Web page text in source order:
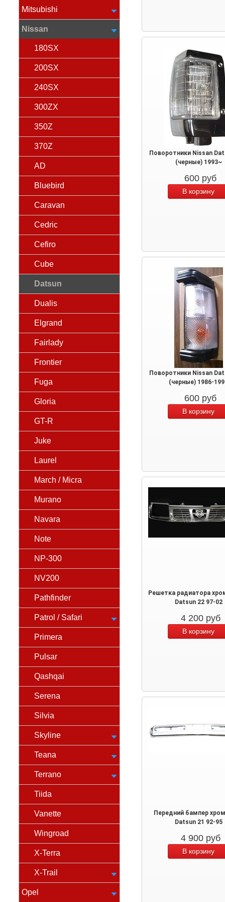
Mitsubishi
Nissan
180SX
200SX
240SX
300ZX
350Z
370Z
AD
Bluebird
Caravan
Cedric
Cefiro
Cube
Datsun
Dualis
Elgrand
Fairlady
Frontier
Fuga
Gloria
GT-R
Juke
Laurel
March / Micra
Murano
Navara
Note
NP-300
NV200
Pathfinder
Patrol / Safari
Primera
Pulsar
Qashqai
Serena
Silvia
Skyline
Teana
Terrano
Tiida
Vanette
Wingroad
X-Terra
X-Trail
Opel
Поворотники Nissan
(черные) 1993~
600 руб
Поворотники Nissan
(черные) 1986-
600 руб
Решетка радиатора
Datsun 22 97-02
4 200 руб
Передний бампер
Datsun 21 92-95
4 900 руб